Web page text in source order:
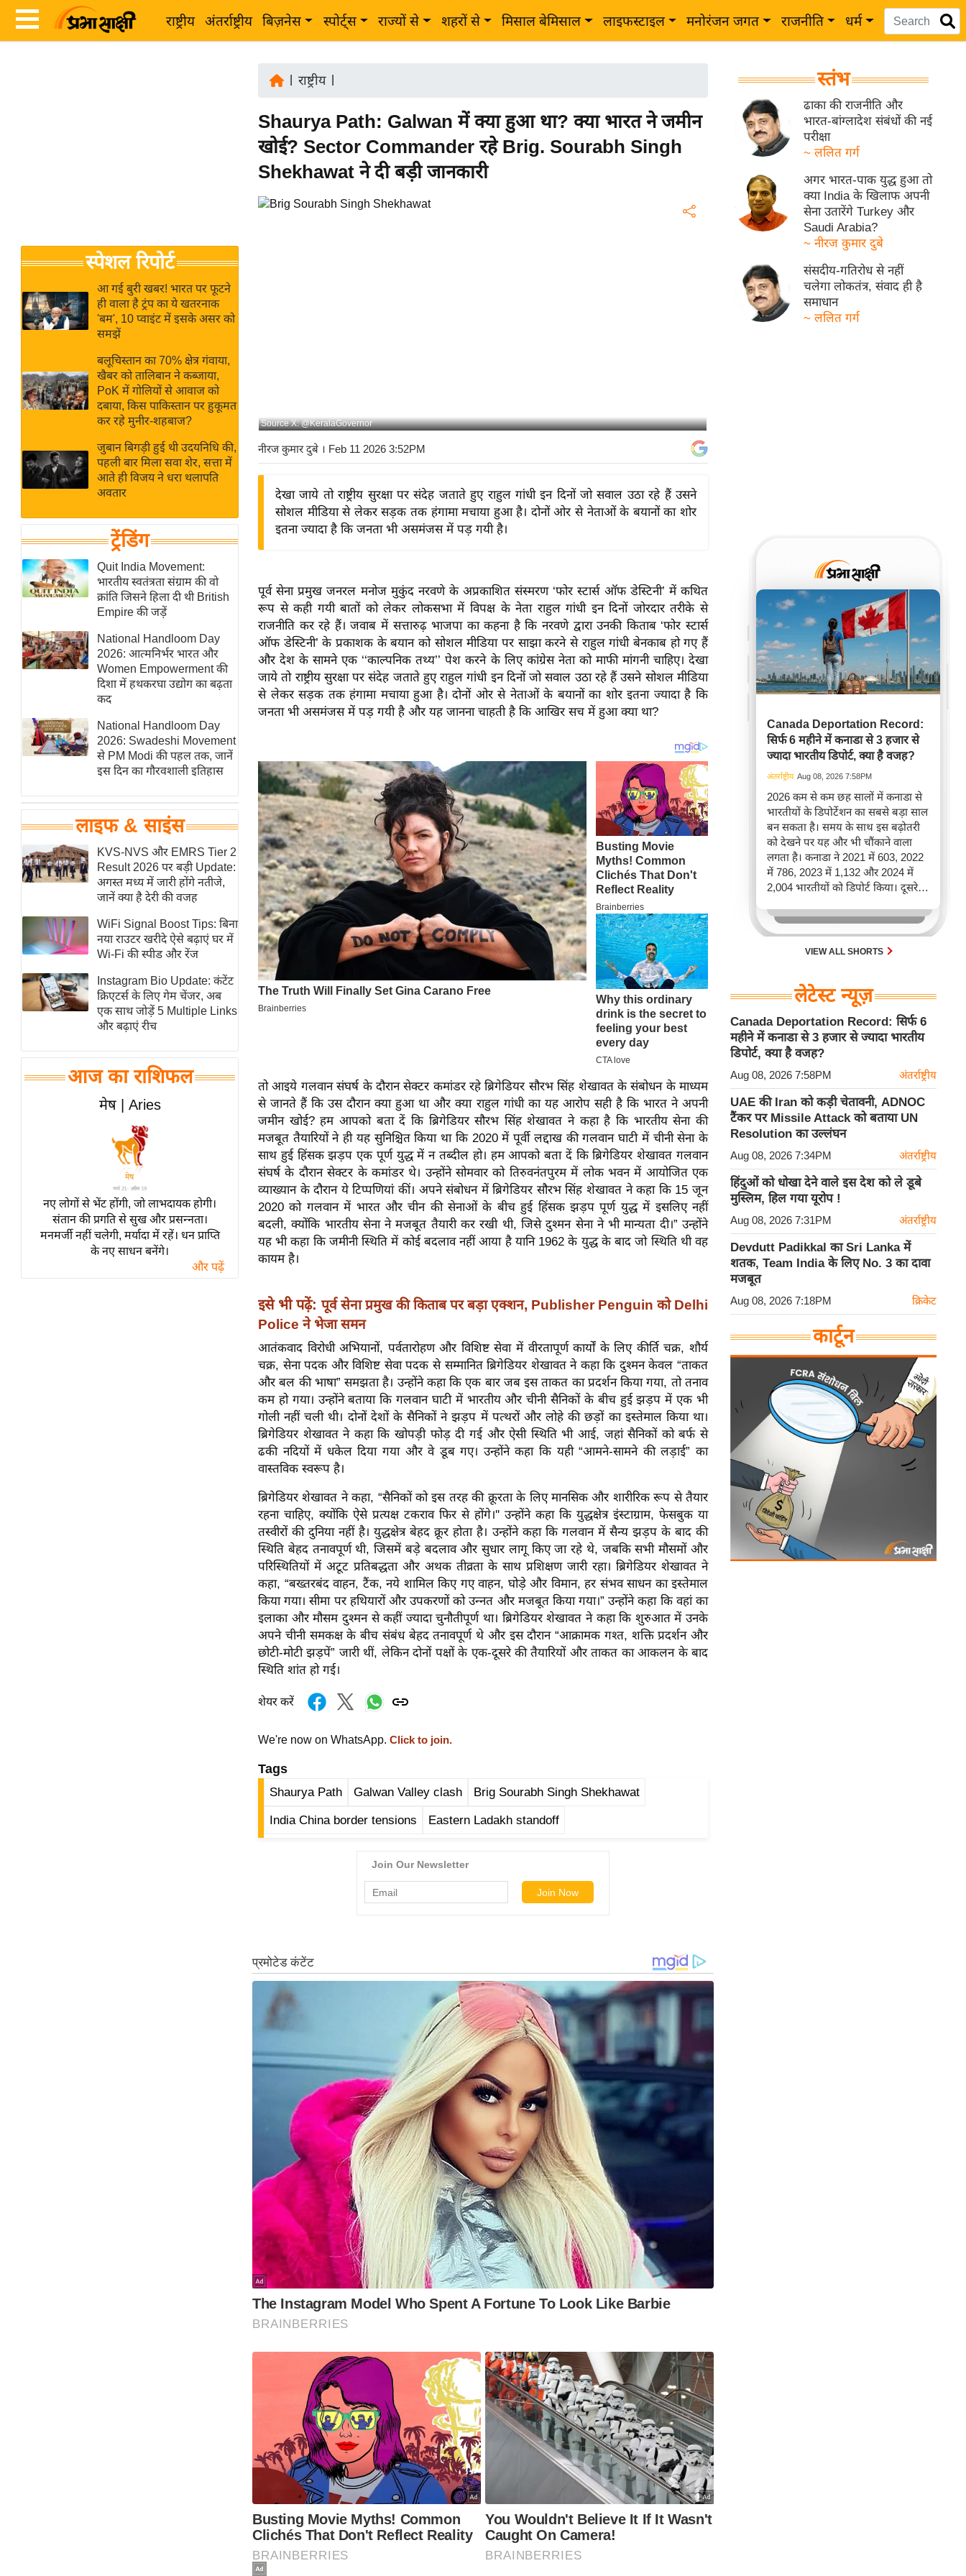
राष्ट्रीय अंतर्राष्ट्रीय बिज़नेस स्पोर्ट्स राज्यों से शहरों से मिसाल बेमिसाल लाइफस्टाइल मनोरंजन जगत राजनीति धर्म
Breaking
News in
Hindi
Hindi
Hindi
Videos
जगत
राय
बजट
क्रिकेट
IPL
2026
ई-पेपर
मिसाल बेमिसाल
शख्सियत
यंग इंडिया
साहित्य जगत
ऑटो वर्ल्ड
न्यूज ब्रीफ
मनोरंजन जगत
बॉलीवुड
हॉलीवुड
फिल्म समीक्षा
Breaking
News
लाइफस्टाइल
टेक्नॉलॉजी
घरेलू नुस्खे
पर्यटन स्थल
फिटनेस मंत्रा
रिलेशनशिप
राजनीति
विश्लेषण
समसामयिक
मातृभूमि
स्तंभ
एम.
चाय पर
समीक्षा
व्रत
त्योहार
राशिफल
विशेष
स्पेशल रिपोर्ट
आ गई बुरी खबर! भारत पर फूटने
ही वाला है ट्रंप का ये खतरनाक
'बम', 10 प्वाइंट में इसके असर को
समझें
बलूचिस्तान का 70% क्षेत्र गंवाया,
खैबर को तालिबान ने कब्जाया,
PoK में गोलियों से आवाज को
दबाया, किस पाकिस्तान पर हुकूमत
कर रहे मुनीर-शहबाज?
जुबान बिगड़ी हुई थी उदयनिधि की,
पहली बार मिला सवा शेर, सत्ता में
आते ही विजय ने धरा थलापति
अवतार
ट्रेंडिंग
Quit India Movement:
भारतीय स्वतंत्रता संग्राम की वो
क्रांति जिसने हिला दी थी British
Empire की जड़ें
National Handloom Day
2026: आत्मनिर्भर भारत और
Women Empowerment की
दिशा में हथकरघा उद्योग का बढ़ता
कद
National Handloom Day
2026: Swadeshi Movement
से PM Modi की पहल तक, जानें
इस दिन का गौरवशाली इतिहास
लाइफ & साइंस
KVS-NVS और EMRS Tier 2
Result 2026 पर बड़ी Update:
अगस्त मध्य में जारी होंगे नतीजे,
जानें क्या है देरी की वजह
WiFi Signal Boost Tips: बिना
नया राउटर खरीदे ऐसे बढ़ाएं घर में
Wi-Fi की स्पीड और रेंज
Instagram Bio Update: कंटेंट
क्रिएटर्स के लिए गेम चेंजर, अब
एक साथ जोड़ें 5 Multiple Links
और बढ़ाएं रीच
आज का राशिफल
मेष | Aries
नए लोगों से भेंट होंगी, जो लाभदायक होगी।
संतान की प्रगति से सुख और प्रसन्नता।
मनमर्जी नहीं चलेगी, मर्यादा में रहें। धन प्राप्ति
के नए साधन बनेंगे।
और पढ़ें
राष्ट्रीय|
Shaurya Path: Galwan में क्या हुआ था? क्या भारत ने जमीन
खोई? Sector Commander रहे Brig. Sourabh Singh
Shekhawat ने दी बड़ी जानकारी
Source X: @KeralaGovernor
नीरज कुमार दुबे । Feb 11 2026 3:52PM
देखा जाये तो राष्ट्रीय सुरक्षा पर संदेह जताते हुए राहुल गांधी इन दिनों जो सवाल उठा रहे हैं उसने
सोशल मीडिया से लेकर सड़क तक हंगामा मचाया हुआ है। दोनों ओर से नेताओं के बयानों का शोर
इतना ज्यादा है कि जनता भी असमंजस में पड़ गयी है।
पूर्व सेना प्रमुख जनरल मनोज मुकुंद नरवणे के अप्रकाशित संस्मरण ‘फोर स्टार्स ऑफ डेस्टिनी’ में कथित
रूप से कही गयी बातों को लेकर लोकसभा में विपक्ष के नेता राहुल गांधी इन दिनों जोरदार तरीके से
राजनीति कर रहे हैं। जवाब में सत्तारुढ़ भाजपा का कहना है कि नरवणे द्वारा उनकी किताब ‘फोर स्टार्स
ऑफ डेस्टिनी’ के प्रकाशक के बयान को सोशल मीडिया पर साझा करने से राहुल गांधी बेनकाब हो गए हैं
और देश के सामने एक ‘‘काल्पनिक तथ्य’’ पेश करने के लिए कांग्रेस नेता को माफी मांगनी चाहिए। देखा
जाये तो राष्ट्रीय सुरक्षा पर संदेह जताते हुए राहुल गांधी इन दिनों जो सवाल उठा रहे हैं उसने सोशल मीडिया
से लेकर सड़क तक हंगामा मचाया हुआ है। दोनों ओर से नेताओं के बयानों का शोर इतना ज्यादा है कि
जनता भी असमंजस में पड़ गयी है और यह जानना चाहती है कि आखिर सच में हुआ क्या था?
तो आइये गलवान संघर्ष के दौरान सेक्टर कमांडर रहे ब्रिगेडियर सौरभ सिंह शेखावत के संबोधन के माध्यम
से जानते हैं कि उस दौरान क्या हुआ था और क्या राहुल गांधी का यह आरोप सही है कि भारत ने अपनी
जमीन खोई? हम आपको बता दें कि ब्रिगेडियर सौरभ सिंह शेखावत ने कहा है कि भारतीय सेना की
मजबूत तैयारियों ने ही यह सुनिश्चित किया था कि 2020 में पूर्वी लद्दाख की गलवान घाटी में चीनी सेना के
साथ हुई हिंसक झड़प एक पूर्ण युद्ध में न तब्दील हो। हम आपको बता दें कि ब्रिगेडियर शेखावत गलवान
संघर्ष के दौरान सेक्टर के कमांडर थे। उन्होंने सोमवार को तिरुवनंतपुरम में लोक भवन में आयोजित एक
व्याख्यान के दौरान ये टिप्पणियां कीं। अपने संबोधन में ब्रिगेडियर सौरभ सिंह शेखावत ने कहा कि 15 जून
2020 को गलवान में भारत और चीन की सेनाओं के बीच हुई हिंसक झड़प पूर्ण युद्ध में इसलिए नहीं
बदली, क्योंकि भारतीय सेना ने मजबूत तैयारी कर रखी थी, जिसे दुश्मन सेना ने भी मान्यता दी।” उन्होंने
यह भी कहा कि जमीनी स्थिति में कोई बदलाव नहीं आया है यानि 1962 के युद्ध के बाद जो स्थिति थी वह
कायम है।
इसे भी पढ़ें: पूर्व सेना प्रमुख की किताब पर बड़ा एक्शन, Publisher Penguin को Delhi
Police ने भेजा समन
आतंकवाद विरोधी अभियानों, पर्वतारोहण और विशिष्ट सेवा में वीरतापूर्ण कार्यों के लिए कीर्ति चक्र, शौर्य
चक्र, सेना पदक और विशिष्ट सेवा पदक से सम्मानित ब्रिगेडियर शेखावत ने कहा कि दुश्मन केवल “ताकत
और बल की भाषा” समझता है। उन्होंने कहा कि एक बार जब इस ताकत का प्रदर्शन किया गया, तो तनाव
कम हो गया। उन्होंने बताया कि गलवान घाटी में भारतीय और चीनी सैनिकों के बीच हुई झड़प में एक भी
गोली नहीं चली थी। दोनों देशों के सैनिकों ने झड़प में पत्थरों और लोहे की छड़ों का इस्तेमाल किया था।
ब्रिगेडियर शेखावत ने कहा कि खोपड़ी फोड़ दी गई और ऐसी स्थिति भी आई, जहां सैनिकों को बर्फ से
ढकी नदियों में धकेल दिया गया और वे डूब गए। उन्होंने कहा कि यही “आमने-सामने की लड़ाई” का
वास्तविक स्वरूप है।
ब्रिगेडियर शेखावत ने कहा, “सैनिकों को इस तरह की क्रूरता के लिए मानसिक और शारीरिक रूप से तैयार
रहना चाहिए, क्योंकि ऐसे प्रत्यक्ष टकराव फिर से होंगे।'' उन्होंने कहा कि युद्धक्षेत्र इंस्टाग्राम, फेसबुक या
तस्वीरों की दुनिया नहीं है। युद्धक्षेत्र बेहद क्रूर होता है। उन्होंने कहा कि गलवान में सैन्य झड़प के बाद की
स्थिति बेहद तनावपूर्ण थी, जिसमें बड़े बदलाव और सुधार लागू किए जा रहे थे, जबकि सभी मौसमों और
परिस्थितियों में अटूट प्रतिबद्धता और अथक तीव्रता के साथ प्रशिक्षण जारी रहा। ब्रिगेडियर शेखावत ने
कहा, “बख्तरबंद वाहन, टैंक, नये शामिल किए गए वाहन, घोड़े और विमान, हर संभव साधन का इस्तेमाल
किया गया। सीमा पर हथियारों और उपकरणों को उन्नत और मजबूत किया गया।” उन्होंने कहा कि वहां का
इलाका और मौसम दुश्मन से कहीं ज्यादा चुनौतीपूर्ण था। ब्रिगेडियर शेखावत ने कहा कि शुरुआत में उनके
अपने चीनी समकक्ष के बीच संबंध बेहद तनावपूर्ण थे और इस दौरान “आक्रामक गश्त, शक्ति प्रदर्शन और
छोटी-मोटी झड़पें” जारी थीं, लेकिन दोनों पक्षों के एक-दूसरे की तैयारियों और ताकत का आकलन के बाद
स्थिति शांत हो गई।
शेयर करें
We're now on WhatsApp. Click to join.
Tags
Shaurya Path Galwan Valley clash Brig Sourabh Singh Shekhawat
India China border tensions Eastern Ladakh standoff
स्तंभ
ढाका की राजनीति और
भारत-बांग्लादेश संबंधों की नई
परीक्षा
~ ललित गर्ग
अगर भारत-पाक युद्ध हुआ तो
क्या India के खिलाफ अपनी
सेना उतारेंगे Turkey और
Saudi Arabia?
~ नीरज कुमार दुबे
संसदीय-गतिरोध से नहीं
चलेगा लोकतंत्र, संवाद ही है
समाधान
~ ललित गर्ग
Canada Deportation Record:
सिर्फ 6 महीने में कनाडा से 3 हजार से
ज्यादा भारतीय डिपोर्ट, क्या है वजह?
अंतर्राष्ट्रीय Aug 08, 2026 7:58PM
2026 कम से कम छह सालों में कनाडा से
भारतीयों के डिपोर्टेशन का सबसे बड़ा साल
बन सकता है। समय के साथ इस बढ़ोतरी
को देखने पर यह और भी चौंकाने वाला
लगता है। कनाडा ने 2021 में 603, 2022
में 786, 2023 में 1,132 और 2024 में
2,004 भारतीयों को डिपोर्ट किया। दूसरे
पूरे साल की तुलना में 2026 की पहली
छमाही में ज़्यादा भारतीयों को वापस भेजा
VIEW ALL SHORTS
लेटेस्ट न्यूज़
Canada Deportation Record: सिर्फ 6
महीने में कनाडा से 3 हजार से ज्यादा भारतीय
डिपोर्ट, क्या है वजह?
Aug 08, 2026 7:58PM अंतर्राष्ट्रीय
UAE की Iran को कड़ी चेतावनी, ADNOC
टैंकर पर Missile Attack को बताया UN
Resolution का उल्लंघन
Aug 08, 2026 7:34PM अंतर्राष्ट्रीय
हिंदुओं को धोखा देने वाले इस देश को ले डूबे
मुस्लिम, हिल गया यूरोप !
Aug 08, 2026 7:31PM अंतर्राष्ट्रीय
Devdutt Padikkal का Sri Lanka में
शतक, Team India के लिए No. 3 का दावा
मजबूत
Aug 08, 2026 7:18PM क्रिकेट
कार्टून